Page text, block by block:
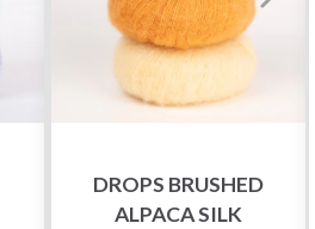
DROPS BRUSHED
ALPACA SILK